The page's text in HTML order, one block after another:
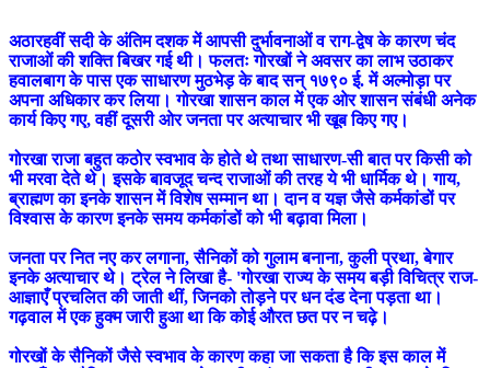
अठारहवीं सदी के अंतिम दशक में आपसी दुर्भावनाओं व राग-द्वेष के कारण चंद
राजाओं की शक्ति बिखर गई थी। फलतः गोरखों ने अवसर का लाभ उठाकर
हवालबाग के पास एक साधारण मुठभेड़ के बाद सन्‌ १७९० ई. में अल्मोड़ा पर
अपना अधिकार कर लिया। गोरखा शासन काल में एक ओर शासन संबंधी अनेक
कार्य किए गए, वहीं दूसरी ओर जनता पर अत्याचार भी खूब किए गए।
गोरखा राजा बहुत कठोर स्वभाव के होते थे तथा साधारण-सी बात पर किसी को
भी मरवा देते थे। इसके बावजूद चन्द राजाओं की तरह ये भी धार्मिक थे। गाय,
ब्राह्मण का इनके शासन में विशेष सम्मान था। दान व यज्ञ जैसे कर्मकांडों पर
विश्वास के कारण इनके समय कर्मकांडों को भी बढ़ावा मिला।
जनता पर नित नए कर लगाना, सैनिकों को गुलाम बनाना, कुली प्रथा, बेगार
इनके अत्याचार थे। ट्रेल ने लिखा है- 'गोरखा राज्य के समय बड़ी विचित्र राज-
आज्ञाएँ प्रचलित की जाती थीं, जिनको तोड़ने पर धन दंड देना पड़ता था।
गढ़वाल में एक हुक्म जारी हुआ था कि कोई औरत छत पर न चढ़े।
गोरखों के सैनिकों जैसे स्वभाव के कारण कहा जा सकता है कि इस काल में